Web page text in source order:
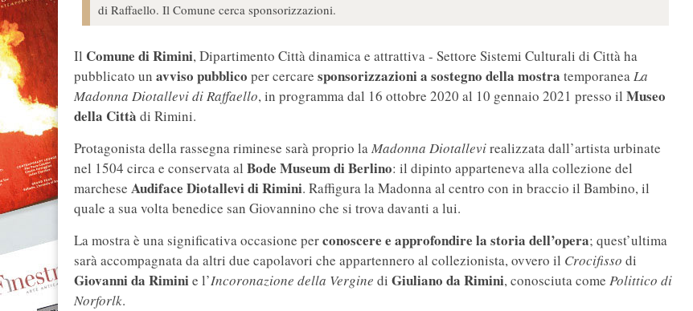
di Raffaello. Il Comune cerca sponsorizzazioni.
Il Comune di Rimini, Dipartimento Città dinamica e attrattiva - Settore Sistemi Culturali di Città ha
pubblicato un avviso pubblico per cercare sponsorizzazioni a sostegno della mostra temporaneaLa
Madonna Diotallevi di Raffaello, in programma dal 16 ottobre 2020 al 10 gennaio 2021 presso il Museo
della Città di Rimini.
Protagonista della rassegna riminese sarà proprio laMadonna Diotallevirealizzata dall’artista urbinate
nel 1504 circa e conservata al Bode Museum di Berlino: il dipinto apparteneva alla collezione del
marchese Audiface Diotallevi di Rimini. Raffigura la Madonna al centro con in braccio il Bambino, il
quale a sua volta benedice san Giovannino che si trova davanti a lui.
La mostra è una significativa occasione perconoscere e approfondire la storia dell’opera; quest’ultima
sarà accompagnata da altri due capolavori che appartennero al collezionista, ovvero il Crocifisso di
Giovanni da Riminie l’Incoronazione della Vergine di Giuliano da Rimini, conosciuta come Polittico di
Norforlk.